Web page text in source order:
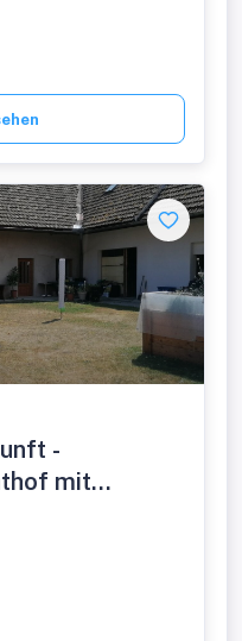
-
mit